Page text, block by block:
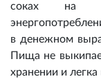
соках на
в денежном
Пища не
хранении и